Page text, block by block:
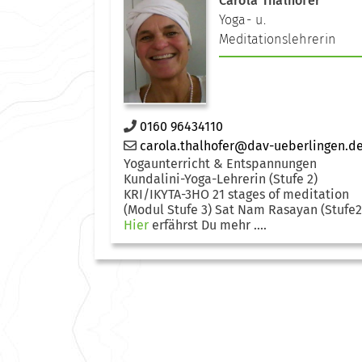
Yoga- u.
Meditationslehrerin
0160 96434110
carola.thalhofer@dav-
Yogaunterricht & Entspannungen
Kundalini-Yoga-Lehrerin (Stufe 2)
KRI/IKYTA-3HO 21 stages of meditation
(Modul Stufe 3) Sat Nam Rasayan
Hier erfährst Du mehr ....